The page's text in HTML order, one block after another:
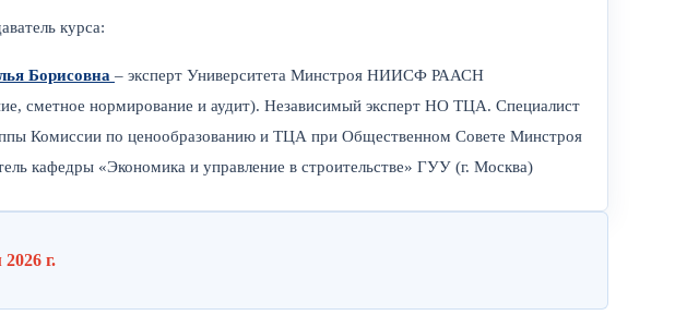
курса:
Борисовна – эксперт Университета Минстроя НИИСФ РААСН
сметное нормирование и аудит). Независимый эксперт НО ТЦА. Специалист
Комиссии по ценообразованию и ТЦА при Общественном Совете Минстроя
кафедры «Экономика и управление в строительстве» ГУУ (г. Москва)
г.